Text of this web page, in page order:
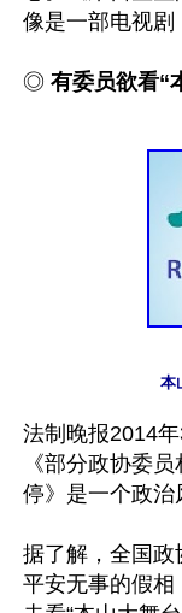
像是一部电视剧
◎ 有委员欲看“
本
法制晚报2014
《部分政协委
停》是一个政治
据了解，全国政
平安无事的假相